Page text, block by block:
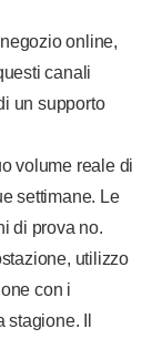
online,
canali
un supporto
volume reale di
settimane. Le
di prova no.
utilizzo
con i
Il